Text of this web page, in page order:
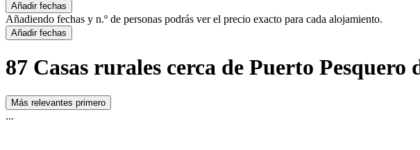
Añadir fechas
Añadiendo fechas y n.º de personas podrás ver el precio exacto para cada alojamiento.
Añadir fechas
87 Casas rurales cerca de Puerto Pesquero
Más relevantes primero
...